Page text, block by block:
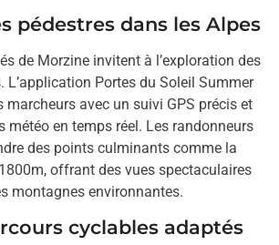
pédestres dans les Alpes
de Morzine invitent à l’exploration des
L’application Portes du Soleil Summer
marcheurs avec un suivi GPS précis et
météo en temps réel. Les randonneurs
des points culminants comme la
offrant des vues spectaculaires
montagnes environnantes.
cyclables adaptés